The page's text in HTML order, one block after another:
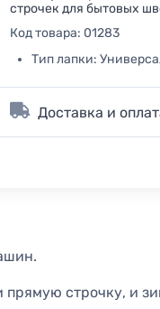
строчек для бытовых
Код товара: 01283
Тип лапки:
Доставка и
строчку, и